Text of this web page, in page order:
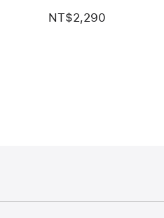
NT$2,290